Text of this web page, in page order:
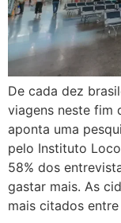
De cada dez
viagens neste fim
aponta uma
pelo Instituto
58% dos
gastar mais. As
mais citados